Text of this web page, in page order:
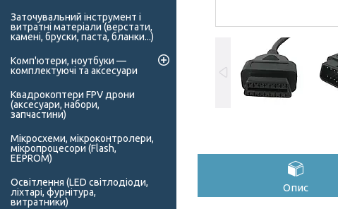
Опис
Заточувальний інструмент і
витратні матеріали (верстати,
камені, бруски, паста, бланки...)
Комп'ютери, ноутбуки —
комплектуючі та аксесуари
Квадрокоптери FPV дрони
(аксесуари, набори,
запчастини)
Мікросхеми, мікроконтролери,
мікропроцесори (Flash,
EEPROM)
Освітлення (LED світлодіоди,
ліхтарі, фурнітура,
витратники)